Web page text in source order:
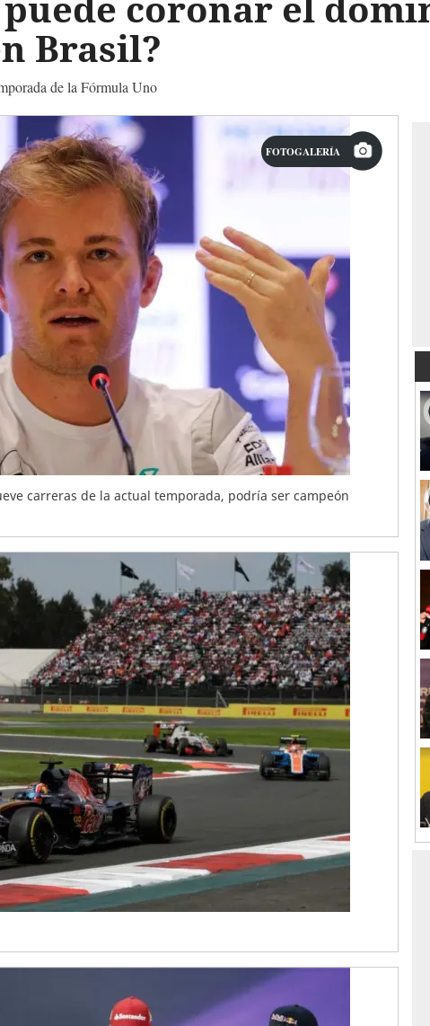
Brasil?
de la Fórmula Uno
FOTOGALERÍA
carreras de la actual temporada, podría ser campeón